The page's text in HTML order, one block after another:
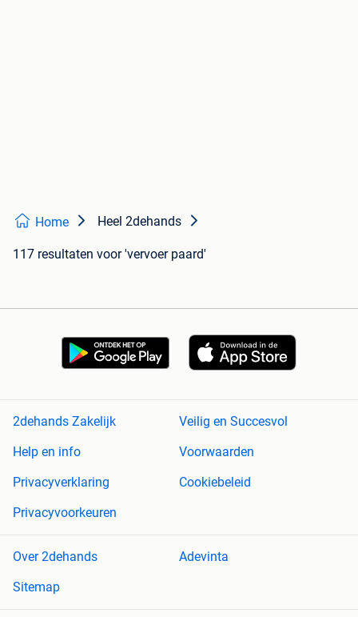
Home Heel 2dehands
117 resultaten voor 'vervoer paard'
2dehands Zakelijk
Veilig en Succesvol
Help en info
Voorwaarden
Privacyverklaring
Cookiebeleid
Privacyvoorkeuren
Over 2dehands
Adevinta
Sitemap